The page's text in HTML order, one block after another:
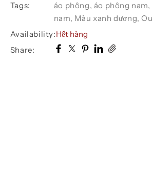
Tags:
áo phông, áo phông nam,
nam, Màu xanh dương,
Availability:Hết hàng
Share: